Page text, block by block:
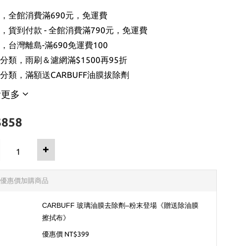
全館消費滿690元，免運費
貨到付款 - 全館消費滿790元，免運費
台灣離島-滿690免運費100
類，雨刷＆濾網滿$1500再95折
類，滿額送CARBUFF油膜拔除劑
多
惠價加購商品
CARBUFF 玻璃油膜去除劑–粉末登場《贈送除油膜
擦拭布》
優惠價 NT$399